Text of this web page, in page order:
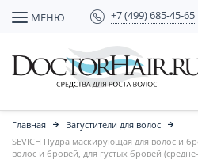
МЕНЮ +7 (499) 685-45-65
Главная
Загустители для волос
SEVICH Пудра маскирующая для волос и
волос и бровей, для густых бровей